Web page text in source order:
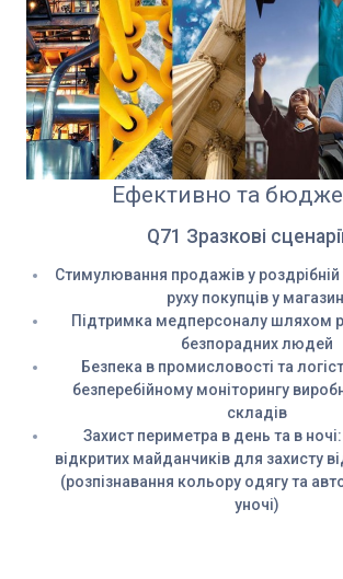
Ефективно та
Q71 Зразкові
Стимулювання продажів у роздрібній
руху покупців у
Підтримка медперсоналу шляхом
безпорадних людей
Безпека в промисловості та
безперебійному моніторингу
складів
Захист периметра в день та в
відкритих майданчиків для захисту
(розпізнавання кольору одягу та
уночі)